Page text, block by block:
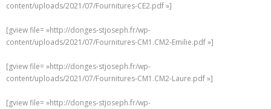
content/uploads/2021/07/Fournitures-CE2.pdf »]
[gview file= »http://donges-stjoseph.fr/wp-
content/uploads/2021/07/Fournitures-CM1.CM2-Emilie.pdf »]
[gview file= »http://donges-stjoseph.fr/wp-
content/uploads/2021/07/Fournitures-CM1.CM2-Laure.pdf »]
[gview file= »http://donges-stjoseph.fr/wp-